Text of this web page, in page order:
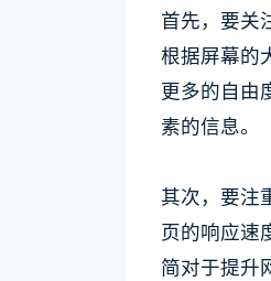
首先，要关
根据屏幕的
更多的自由
素的信息。
其次，要注
页的响应速
简对于提升